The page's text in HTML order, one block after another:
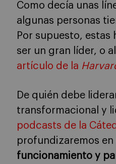
Como decía unas
algunas personas
Por supuesto,
ser un gran líder, o
artículo de la
De quién debe
transformacional y
podcasts de la
profundizaremos en
funcionamiento y